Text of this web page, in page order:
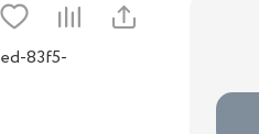
83f5-